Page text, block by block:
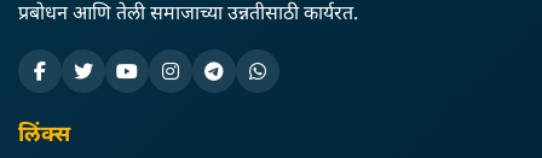
प्रबोधन आणि तेली समाजाच्या उन्नतीसाठी कार्यरत.
लिंक्स